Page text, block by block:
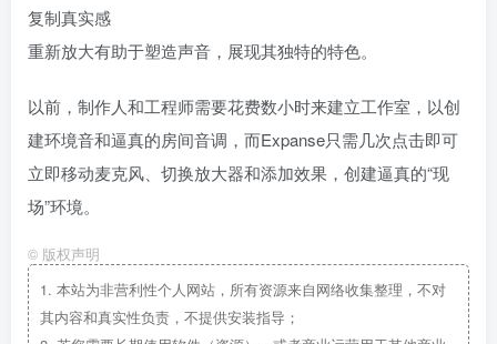
复制真实感
重新放大有助于塑造声音，展现其独特的特色。
以前，制作人和工程师需要花费数小时来建立工作室，以创
建环境音和逼真的房间音调，而Expanse只需几次点击即可
立即移动麦克风、切换放大器和添加效果，创建逼真的“现
场”环境。
© 版权声明
1. 本站为非营利性个人网站，所有资源来自网络收集整理，不对
其内容和真实性负责，不提供安装指导；